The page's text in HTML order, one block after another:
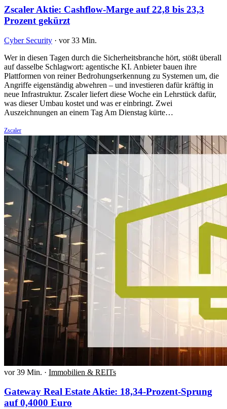
Zscaler Aktie: Cashflow-Marge auf 22,8 bis 23,3
Prozent gekürzt
Cyber Security · vor 33 Min.
Wer in diesen Tagen durch die Sicherheitsbranche hört, stößt überall
auf dasselbe Schlagwort: agentische KI. Anbieter bauen ihre
Plattformen von reiner Bedrohungserkennung zu Systemen um, die
Angriffe eigenständig abwehren – und investieren dafür kräftig in
neue Infrastruktur. Zscaler liefert diese Woche ein Lehrstück dafür,
was dieser Umbau kostet und was er einbringt. Zwei
Auszeichnungen an einem Tag Am Dienstag kürte…
Zscaler
vor 39 Min. · Immobilien & REITs
Gateway Real Estate Aktie: 18,34-Prozent-Sprung
auf 0,4000 Euro